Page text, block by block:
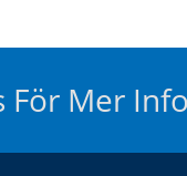
För Mer